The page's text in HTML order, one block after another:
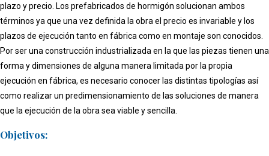
plazo y precio. Los prefabricados de hormigón solucionan ambos
términos ya que una vez definida la obra el precio es invariable y los
plazos de ejecución tanto en fábrica como en montaje son conocidos.
Por ser una construcción industrializada en la que las piezas tienen una
forma y dimensiones de alguna manera limitada por la propia
ejecución en fábrica, es necesario conocer las distintas tipologías así
como realizar un predimensionamiento de las soluciones de manera
que la ejecución de la obra sea viable y sencilla.
Objetivos: